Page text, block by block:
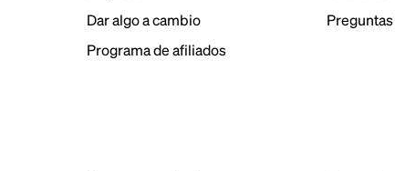
Dar algo a cambio
Programa de afiliados